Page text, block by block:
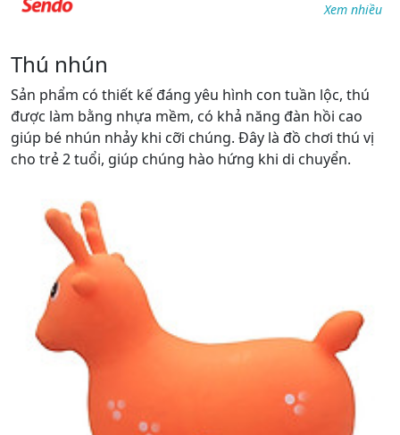
Xem nhiều
Thú nhún
Sản phẩm có thiết kế đáng yêu hình con tuần lộc, thú
được làm bằng nhựa mềm, có khả năng đàn hồi cao
giúp bé nhún nhảy khi cỡi chúng. Đây là đồ chơi thú vị
cho trẻ 2 tuổi, giúp chúng hào hứng khi di chuyển.